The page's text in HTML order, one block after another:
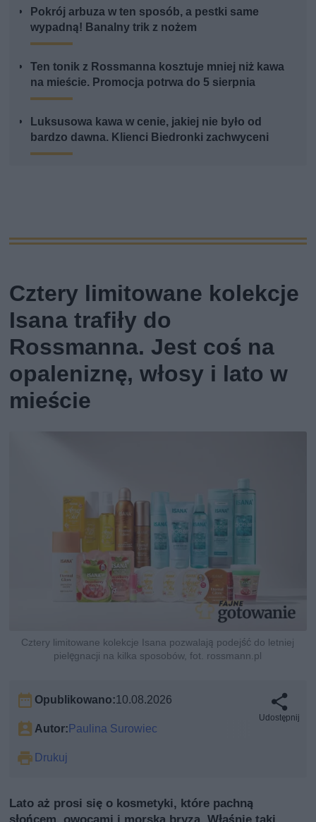
Pokrój arbuza w ten sposób, a pestki same
wypadną! Banalny trik z nożem
Ten tonik z Rossmanna kosztuje mniej niż kawa
na mieście. Promocja potrwa do 5 sierpnia
Luksusowa kawa w cenie, jakiej nie było od
bardzo dawna. Klienci Biedronki zachwyceni
Cztery limitowane kolekcje
Isana trafiły do
Rossmanna. Jest coś na
opaleniznę, włosy i lato w
mieście
Cztery limitowane kolekcje Isana pozwalają podejść do letniej
pielęgnacji na kilka sposobów, fot. rossmann.pl
Opublikowano:10.08.2026
Autor:Paulina Surowiec
Drukuj
Udostępnij
Lato aż prosi się o kosmetyki, które pachną
słońcem, owocami i morską bryzą. Właśnie taki